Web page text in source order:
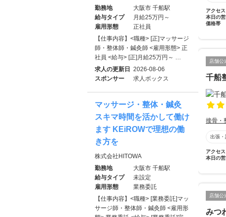
アクセス
本日の
価格帯
店舗公
千船
接骨・
出張・
アクセス
本日の
店舗公
みつ
勤務地
大阪市 千船駅
給与タイプ
月給25万円～
雇用形態
正社員
【仕事内容】<職種> [正]マッサージ
師・整体師・鍼灸師 <雇用形態> 正
社員 <給与> [正]月給25万円～ …
求人の更新日 2026-08-06
スポンサー
求人ボックス
マッサージ・整体・鍼灸
スキマ時間を活かして働け
ます KEiROWで理想の働
き方を
株式会社HITOWA
勤務地
大阪市 千船駅
給与タイプ
未設定
雇用形態
業務委託
【仕事内容】<職種> [業務委託]マッ
サージ師・整体師・鍼灸師 <雇用形